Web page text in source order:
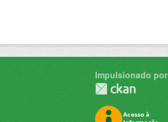
Impulsionado por